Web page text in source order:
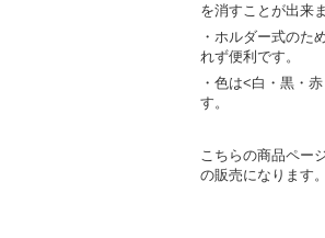
を消すことが出来ま
・ホルダー式のた
れず便利です。
・色は<白・黒・
す。
こちらの商品ペー
の販売になります。